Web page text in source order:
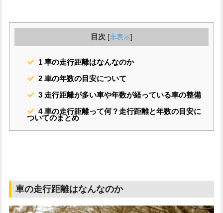
目次 [非表示]
1車の走行距離はなんなのか
2車の年数の目安について
3走行距離が多い車や年数が経っている車の整備
4車の走行距離って何？走行距離と年数の目安に
ついてのまとめ
車の走行距離はなんなのか